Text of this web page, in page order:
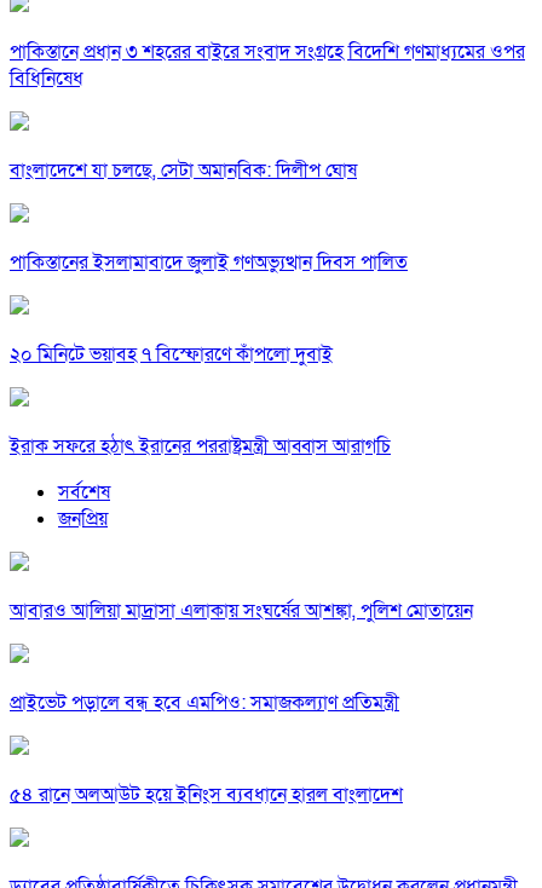
পাকিস্তানে প্রধান ৩ শহরের বাইরে সংবাদ সংগ্রহে বিদেশি গণমাধ্যমের ওপর
বিধিনিষেধ
বাংলাদেশে যা চলছে, সেটা অমানবিক: দিলীপ ঘোষ
পাকিস্তানের ইসলামাবাদে জুলাই গণঅভ্যুত্থান দিবস পালিত
২০ মিনিটে ভয়াবহ ৭ বিস্ফোরণে কাঁপলো দুবাই
ইরাক সফরে হঠাৎ ইরানের পররাষ্ট্রমন্ত্রী আব্বাস আরাগচি
সর্বশেষ
জনপ্রিয়
আবারও আলিয়া মাদ্রাসা এলাকায় সংঘর্ষের আশঙ্কা, পুলিশ মোতায়েন
প্রাইভেট পড়ালে বন্ধ হবে এমপিও: সমাজকল্যাণ প্রতিমন্ত্রী
৫৪ রানে অলআউট হয়ে ইনিংস ব্যবধানে হারল বাংলাদেশ